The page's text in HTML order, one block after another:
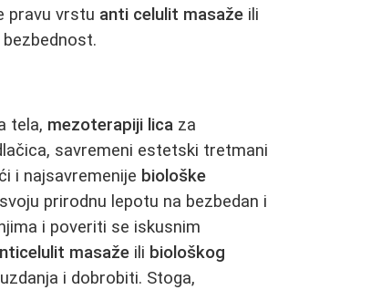
pravu vrstu anti celulit masaže ili
tela, mezoterapiji lica za
savremeni estetski tretmani
i najsavremenije biološke
prirodnu lepotu na bezbedan i
i poveriti se iskusnim
masaže ili biološkog
i dobrobiti. Stoga,